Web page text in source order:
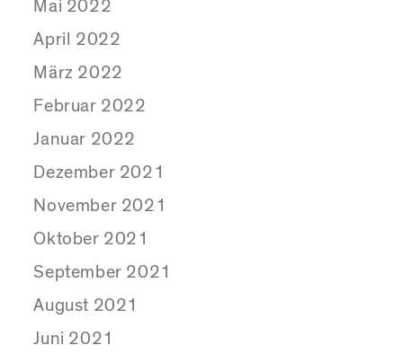
Mai 2022
April 2022
März 2022
Februar 2022
Januar 2022
Dezember 2021
November 2021
Oktober 2021
September 2021
August 2021
Juni 2021